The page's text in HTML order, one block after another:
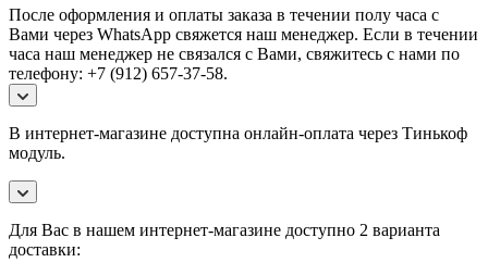
После оформления и оплаты заказа в течении полу часа с
Вами через WhatsApp свяжется наш менеджер. Если в течении
часа наш менеджер не связался с Вами, свяжитесь с нами по
телефону: +7 (912) 657-37-58.
В интернет-магазине доступна онлайн-оплата через Тинькоф
модуль.
Для Вас в нашем интернет-магазине доступно 2 варианта
доставки: